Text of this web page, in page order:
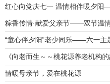
红心向党庆七一 温情相伴暖夕
粽香传情·献爱父亲节——双节温
“童心伴夕阳”老少同乐——六一主
《向老而生～～桃花源养老机构
情暖母亲节，爱在桃花源